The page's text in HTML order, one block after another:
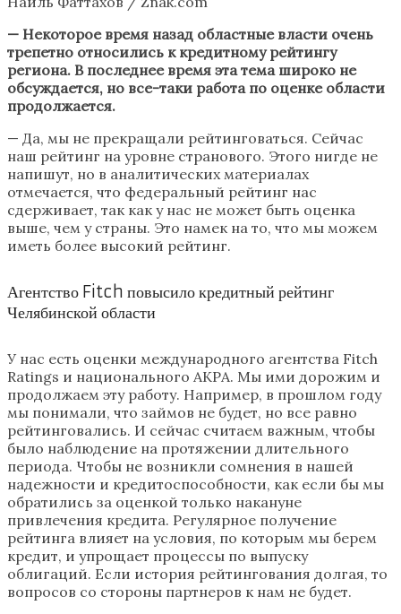
— Некоторое время назад областные власти очень
трепетно относились к кредитному рейтингу
региона. В последнее время эта тема широко не
обсуждается, но все-таки работа по оценке области
продолжается.
— Да, мы не прекращали рейтинговаться. Сейчас
наш рейтинг на уровне странового. Этого нигде не
напишут, но в аналитических материалах
отмечается, что федеральный рейтинг нас
сдерживает, так как у нас не может быть оценка
выше, чем у страны. Это намек на то, что мы можем
иметь более высокий рейтинг.
Агентство Fitch повысило кредитный рейтинг
Челябинской области
У нас есть оценки международного агентства Fitch
Ratings и национального АКРА. Мы ими дорожим и
продолжаем эту работу. Например, в прошлом году
мы понимали, что займов не будет, но все равно
рейтинговались. И сейчас считаем важным, чтобы
было наблюдение на протяжении длительного
периода. Чтобы не возникли сомнения в нашей
надежности и кредитоспособности, как если бы мы
обратились за оценкой только накануне
привлечения кредита. Регулярное получение
рейтинга влияет на условия, по которым мы берем
кредит, и упрощает процессы по выпуску
облигаций. Если история рейтингования долгая, то
вопросов со стороны партнеров к нам не будет.